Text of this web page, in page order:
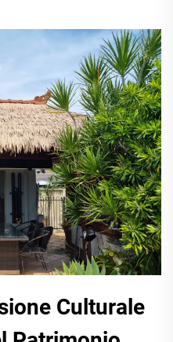
Culturale